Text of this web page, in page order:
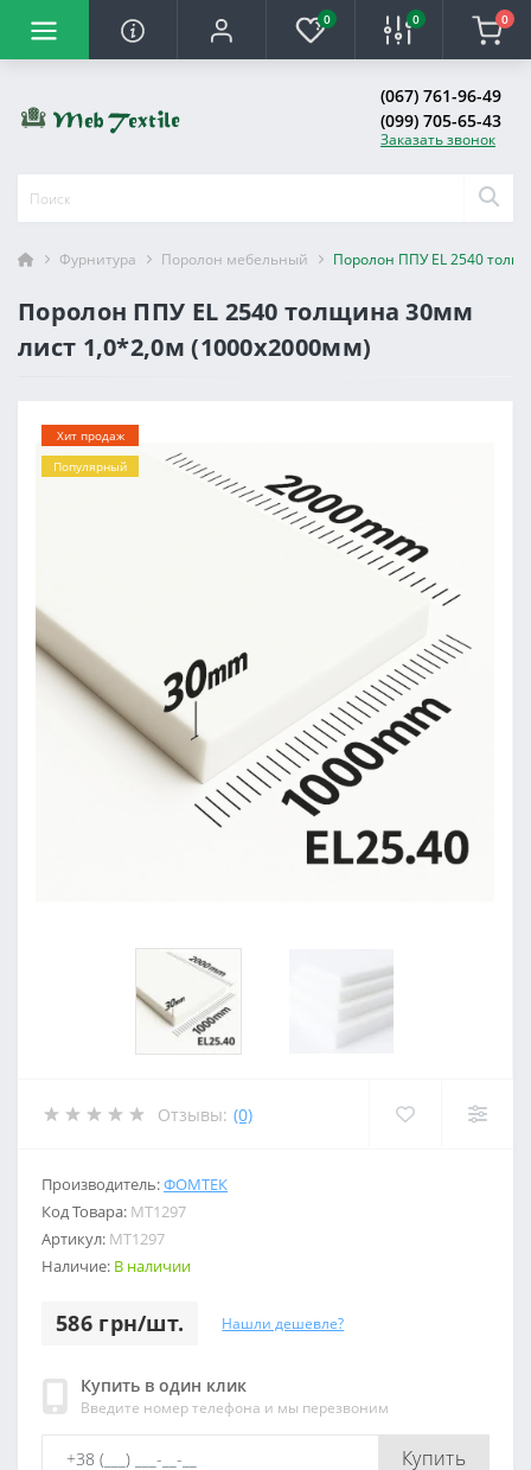
0 0 0
(067) 761-96-49
(099) 705-65-43
Заказать звонок
Фурнитура Поролон мебельный Поролон ППУ EL 2540
Поролон ППУ EL 2540 толщина 30мм
лист 1,0*2,0м (1000x2000мм)
Хит продаж
Популярный
Отзывы: (0)
Производитель:ФОМТЕК
Код Товара: МТ1297
Артикул: МТ1297
Наличие: В наличии
586 грн/шт. Нашли дешевле?
Купить в один клик
Введите номер телефона и мы перезвоним
Купить